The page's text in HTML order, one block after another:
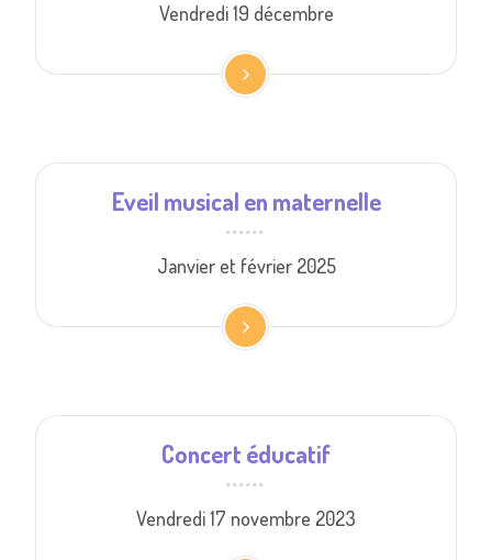
Vendredi 19 décembre
Eveil musical en maternelle
Janvier et février 2025
Concert éducatif
Vendredi 17 novembre 2023